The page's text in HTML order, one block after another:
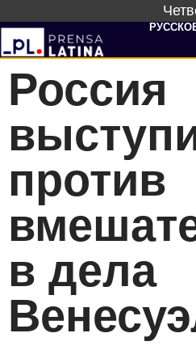
Россия
против
в дела